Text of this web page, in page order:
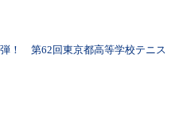
弾！ 第62回東京都高等学校テニス